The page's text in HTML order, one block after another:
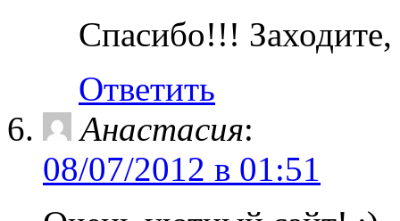
Спасибо!!!
Ответить
Анастасия:
08/07/2012 в 01:51